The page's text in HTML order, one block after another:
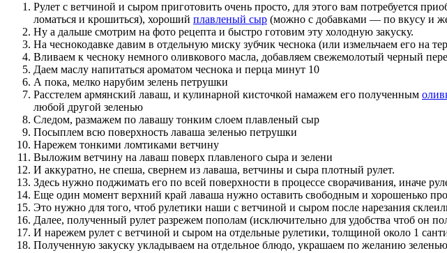
Рулет с ветчиной и сыром приготовить очень просто, для этого вам потребуется
ломаться и крошиться), хороший плавленый сыр (можно с добавками — по вкусу и
Ну а дальше смотрим на фото рецепта и быстро готовим эту холодную закуску.
На чеснокодавке давим в отдельную миску зубчик чеснока (или измельчаем его на
Вливаем к чесноку немного оливкового масла, добавляем свежемолотый черный
Даем маслу напитаться ароматом чеснока и перца минут 10
А пока, мелко нарубим зелень петрушки
Расстелем армянский лаваш, и кулинарной кисточкой намажем его полученным
любой другой зеленью
Следом, размажем по лавашу тонким слоем плавленый сыр
Посыплем всю поверхность лаваша зеленью петрушки
Нарежем тонкими ломтиками ветчину
Выложим ветчину на лаваш поверх плавленого сыра и зелени
И аккуратно, не спеша, свернем из лаваша, ветчины и сыра плотный рулет.
Здесь нужно поджимать его по всей поверхности в процессе сворачивания, иначе
Еще один момент верхний край лаваша нужно оставить свободным и хорошенько
Это нужно для того, чтоб рулетики наши с ветчиной и сыром после нарезания
Далее, полученный рулет разрежем пополам (исключительно для удобства чтоб он
И нарежем рулет с ветчиной и сыром на отдельные рулетики, толщиной около 1
Полученную закуску укладываем на отдельное блюдо, украшаем по желанию